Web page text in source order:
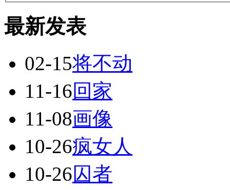
最新发表
02-15将不动
11-16回家
11-08画像
10-26疯女人
10-26囚者